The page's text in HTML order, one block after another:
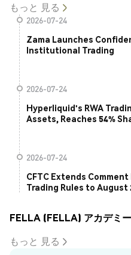
もっと 見る
2026-07-24
Zama Launches
Institutional Trading
2026-07-24
Hyperliquid's RWA
Assets, Reaches 54%
2026-07-24
CFTC Extends
Trading Rules to August
FELLA (FELLA) アカデミー
もっと 見る